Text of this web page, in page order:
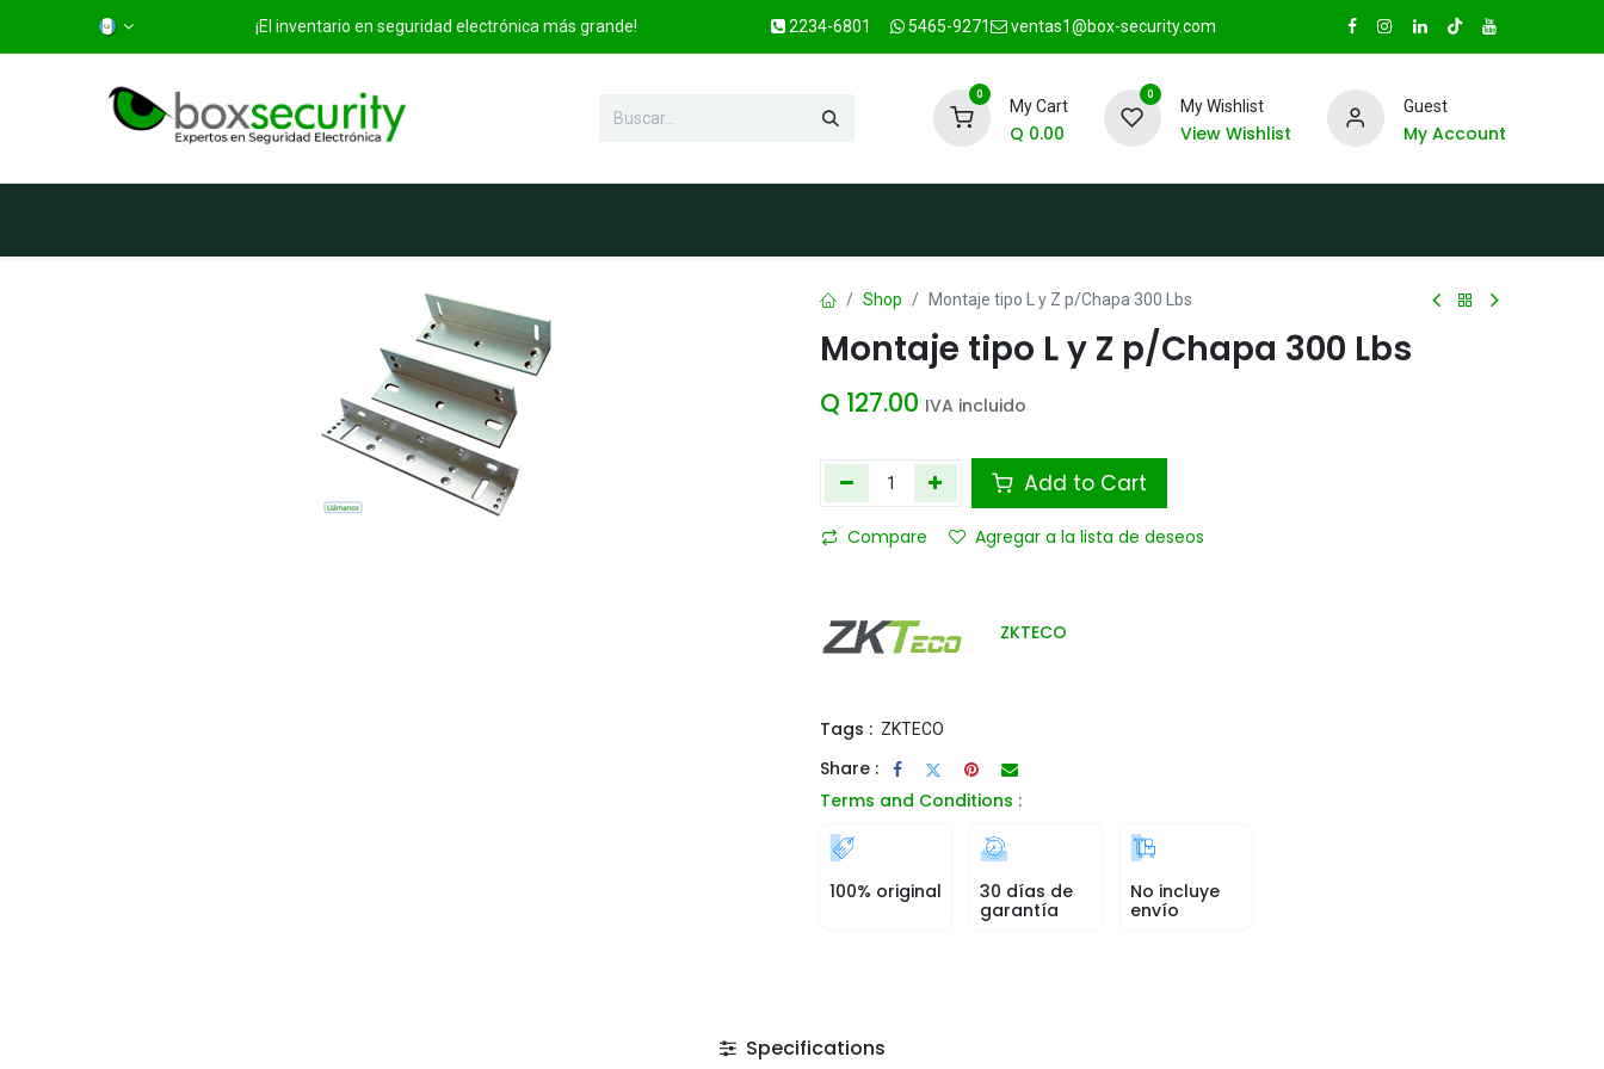
¡El inventario en seguridad electrónica más grande! 2234-6801 5465-9271 ventas1@box-security.com
0
My Cart
Q 0.00
0
My Wishlist
View Wishlist
Guest
My Account
Shop Montaje tipo L y Z p/Chapa 300 Lbs
Montaje tipo L y Z p/Chapa 300 Lbs
Q 127.00 IVA incluido
Add to Cart
Compare Agregar a la lista de deseos
ZKTECO
Tags : ZKTECO
Share :
Terms and Conditions :
100% original
30 días de
garantía
No incluye
envío
Specifications